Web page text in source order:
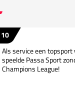
10
Als service een topsport
speelde Passa Sport
Champions League!